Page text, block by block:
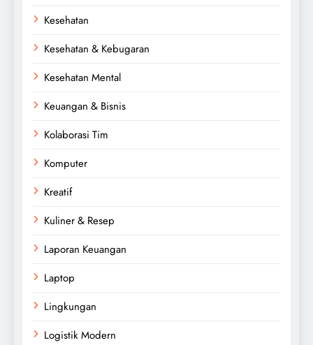
Kesehatan
Kesehatan & Kebugaran
Kesehatan Mental
Keuangan & Bisnis
Kolaborasi Tim
Komputer
Kreatif
Kuliner & Resep
Laporan Keuangan
Laptop
Lingkungan
Logistik Modern